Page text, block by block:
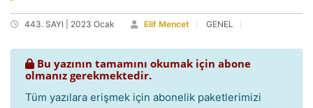
443. SAYI | 2023 Ocak Elif Mencet GENEL
Bu yazının tamamını okumak için abone
olmanız gerekmektedir.
Tüm yazılara erişmek için abonelik paketlerimizi